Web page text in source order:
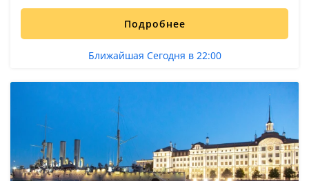
Подробнее
Ближайшая Сегодня в 22:00